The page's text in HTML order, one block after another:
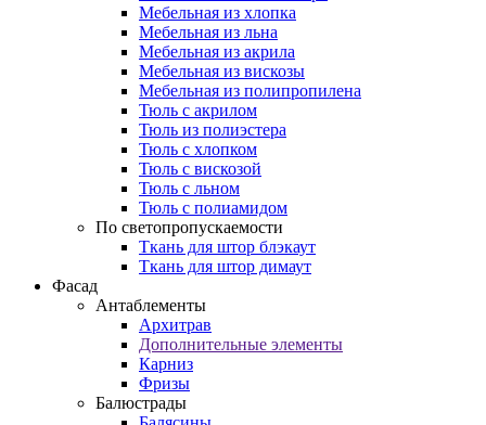
Мебельная из хлопка
Мебельная из льна
Мебельная из акрила
Мебельная из вискозы
Мебельная из полипропилена
Тюль с акрилом
Тюль из полиэстера
Тюль с хлопком
Тюль с вискозой
Тюль с льном
Тюль с полиамидом
По светопропускаемости
Ткань для штор блэкаут
Ткань для штор димаут
Фасад
Антаблементы
Архитрав
Дополнительные элементы
Карниз
Фризы
Балюстрады